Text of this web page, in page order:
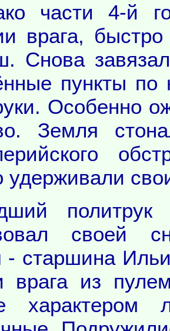
части 4-й
врага,
Снова
пункты по
Особенно
Земля
удерживали
политрук
своей
- старшина
врага из